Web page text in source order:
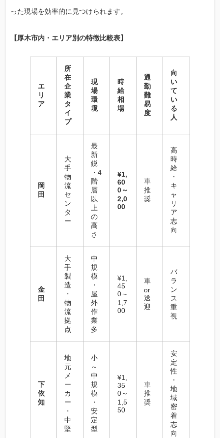
った現場を効率的に見つけられます。
【厚木市内・エリア別の特徴比較表】
エ
リ
ア
所
在
企
業
タ
イ
プ
現
場
環
境
時
給
相
場
通
勤
難
易
度
向
い
て
い
る
人
岡
田
大
手
物
流
セ
ン
タ
ー
最
新
鋭
・4
階
層
以
上
の
高
さ
¥1,
60
0～
2,0
00
車
推
奨
高
時
給
・
キ
ャ
リ
ア
志
向
金
田
大
手
製
造
・
物
流
拠
点
中
規
模
・
屋
外
作
業
多
¥1,
45
0～
1,7
00
車
or
送
迎
バ
ラ
ン
ス
重
視
下
依
知
地
元
メ
ー
カ
ー
・
中
堅
小
～
中
規
模
・
安
定
型
¥1,
35
0～
1,5
50
車
推
奨
安
定
性
・
地
域
密
着
志
向